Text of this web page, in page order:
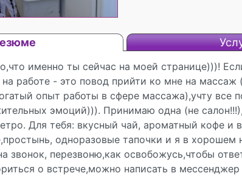
именно ты сейчас на моей странице)))!
на работе - это повод прийти ко мне на
опыт работы в сфере массажа),учту все
эмоций))). Принимаю одна (не
Для тебя: вкусный чай, ароматный кофе и
одноразовые тапочки и я в хорошем
звонок, перезвоню,как освобожусь,чтобы
о встрече,можно написать в